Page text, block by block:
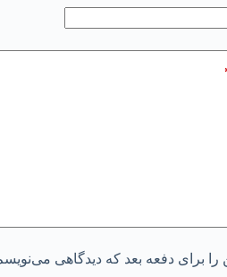
را برای دفعه بعد که دیدگاهی